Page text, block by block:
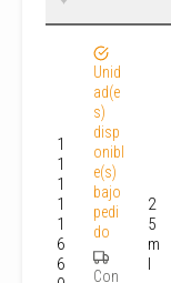
1
1
1
1
1
6
6
Unid
ad(e
s)
disp
onibl
e(s)
bajo
pedi
do
Con
2
5
m
l